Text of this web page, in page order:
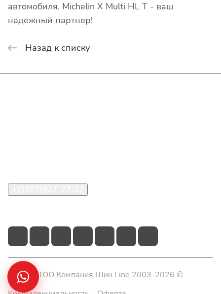
автомобиля. Michelin X Multi HL T - ваш
надежный партнер!
Назад к списку
© 2026 ТОО Компания Шин Line 2003-2026 ©